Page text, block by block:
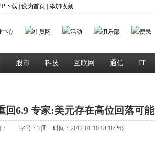
下载 设为首页 添加收藏
股市 科技 互联网 通信 IT
回6.9 专家:美元存在高位回落可能
字号： TT 时间：2017-01-10 18:18:26}